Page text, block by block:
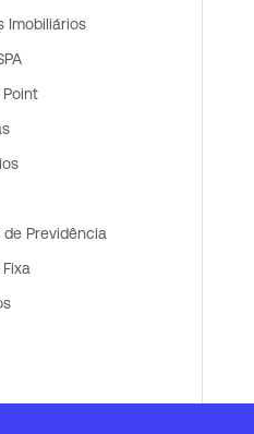
Imobiliários
de Previdência